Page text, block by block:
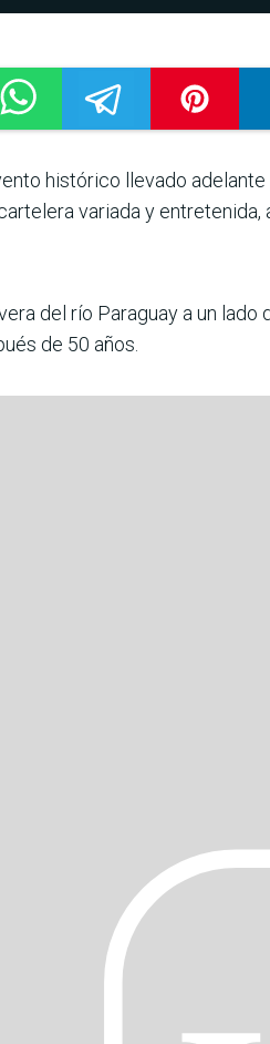
histórico llevado
variada y
del río Paraguay a un
de 50 años.